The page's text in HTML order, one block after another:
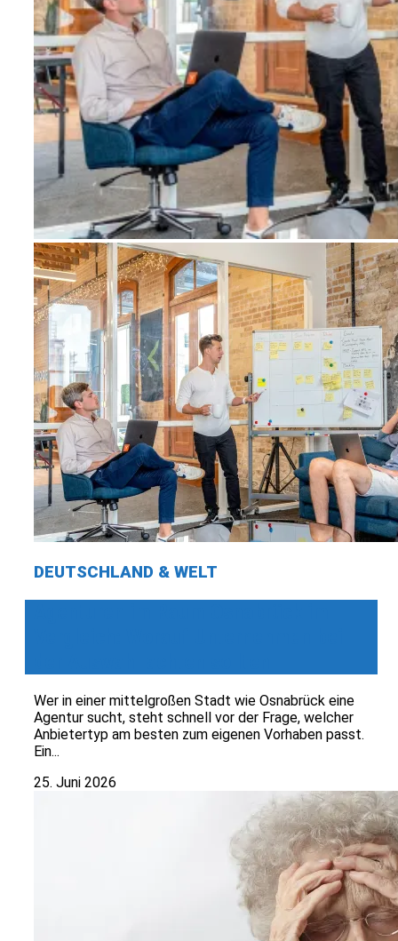
DEUTSCHLAND & WELT
Wer in einer mittelgroßen Stadt wie Osnabrück eine
Agentur sucht, steht schnell vor der Frage, welcher
Anbietertyp am besten zum eigenen Vorhaben passt.
Ein...
25. Juni 2026